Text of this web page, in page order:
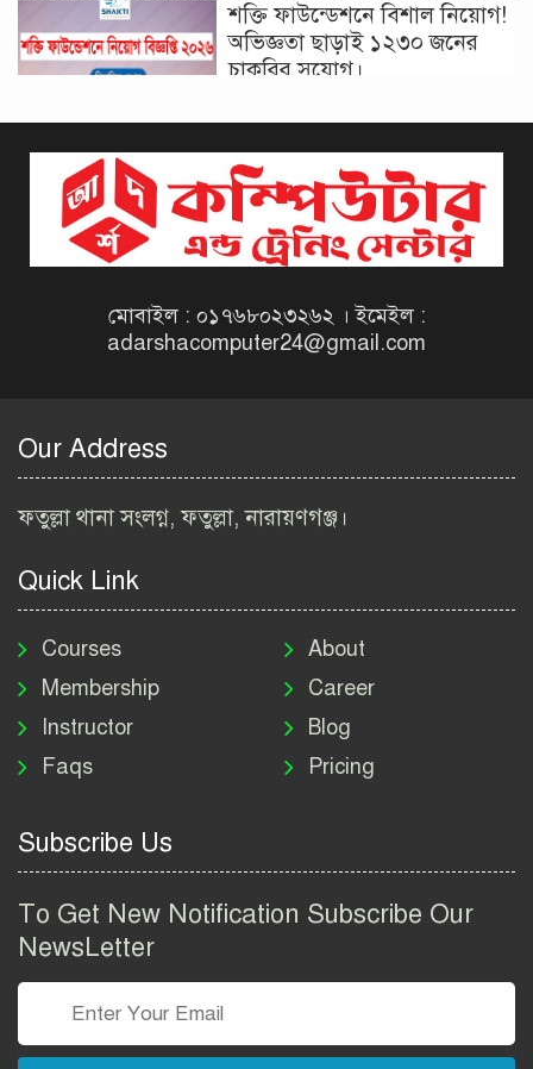
শক্তি ফাউন্ডেশনে বিশাল নিয়োগ!
অভিজ্ঞতা ছাড়াই ১২৩০ জনের
চাকরির সুযোগ।
বিজ্ঞপ্তি ২০২৬ | Taxes Zone
Dinajpur Job Circular 2026
বেসরকারি সংস্থা সেতু (SETU)
Job Circular 2026
২০২৬ | BIWTA Job Circular
নিয়োগ বিজ্ঞপ্তি ২০২৬ | DNC
Job Circular 2026
পাসপোর্ট করতে কি কি লাগে
২০২৬ | ই-পাসপোর্ট আবেদন ও
Group Job Circular 2026
তথ্য অধিদপ্তর নিয়োগ বিজ্ঞপ্তি
মোবাইল : ০১৭৬৮০২৩২৬২ । ইমেইল :
adarshacomputer24@gmail.com
Our Address
ফতুল্লা থানা সংলগ্ন, ফতুল্লা, নারায়ণগঞ্জ।
Quick Link
Courses
Membership
Instructor
Faqs
About
Career
Blog
Pricing
Subscribe Us
To Get New Notification Subscribe Our
NewsLetter